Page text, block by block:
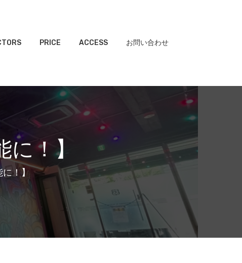
PRICE ACCESS お問い合わせ
！】
！】